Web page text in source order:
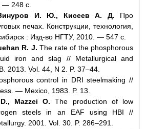
— 248 с.
И. Ю., Кисеев А. Д. Про
печах. Конструкции, технология,
: Изд-во НГТУ, 2010. — 547 с.
R. J. The rate of the phosphorous
iron and slag // Metallurgical and
2013. Vol. 44, N 2. P. 37–44.
control in DRI steelmaking //
— Mexico, 1983. P. 13.
Mazzei O. The production of low
steels in an EAF using HBI //
2001. Vol. 30. P. 286–291.